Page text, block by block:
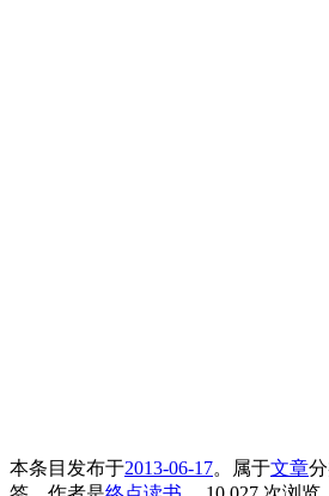
本条目发布于2013-06-17。属于文章